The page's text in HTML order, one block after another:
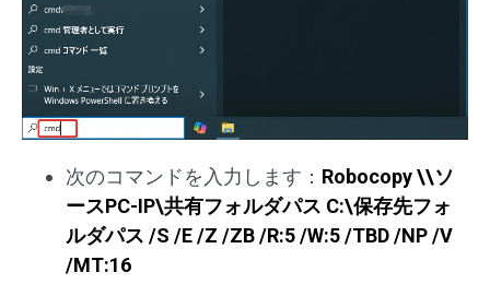
次のコマンドを入力します： Robocopy \\ソ
ースPC-IP\共有フォルダパス C:\保存先フォ
ルダパス /S /E /Z /ZB /R:5 /W:5 /TBD /NP /V
/MT:16